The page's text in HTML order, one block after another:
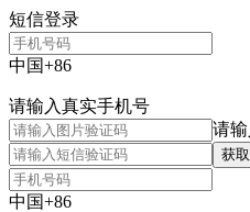
短信登录
中国+86
请输入真实手机号
请
获
中国+86